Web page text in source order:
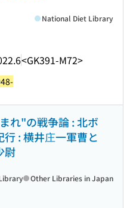
<GK391-M72>
National Diet Library
れ"の戦争論 : 北ボ
行 : 横井庄一軍曹と
尉
Other Libraries in Japan